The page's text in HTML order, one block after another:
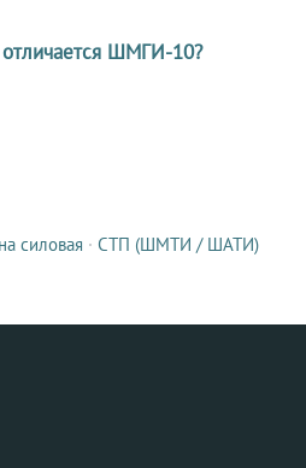
ШМГИ-10?
силовая · СТП (ШМТИ / ШАТИ)